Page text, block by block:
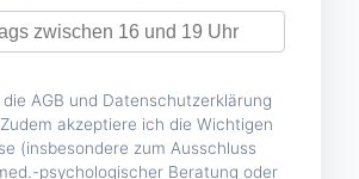
AGB und Datenschutzerklärung
akzeptiere ich die Wichtigen
(insbesondere zum Ausschluss
psychologischer Beratung oder